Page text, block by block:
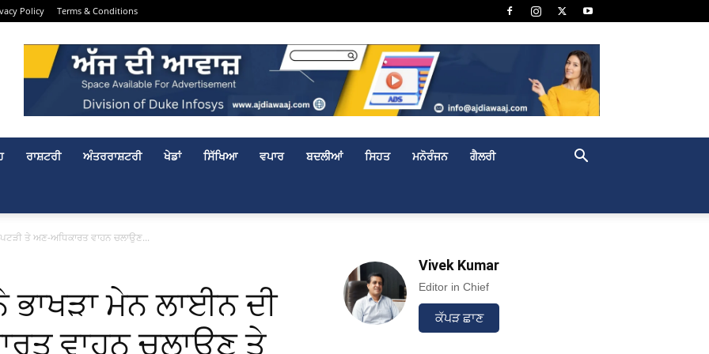
Policy Terms & Conditions
ਰਾਸ਼ਟਰੀ ਅੰਤਰਰਾਸ਼ਟਰੀ ਖੇਡਾਂ ਸਿੱਖਿਆ ਵਪਾਰ ਬਦਲੀਆਂ ਸਿਹਤ ਮਨੋਰੰਜਨ ਗੈਲਰੀ
ਤੇ ਅਣ-ਅਧਿਕਾਰਤ ਵਾਹਨ ਚਲਾਉਣ...
ਭਾਖੜਾ ਮੇਨ ਲਾਈਨ ਦੀ
ਵਾਹਨ ਚਲਾਉਣ ਤੇ
Vivek Kumar
Editor in Chief
ਕੱਪੜ ਛਾਣ